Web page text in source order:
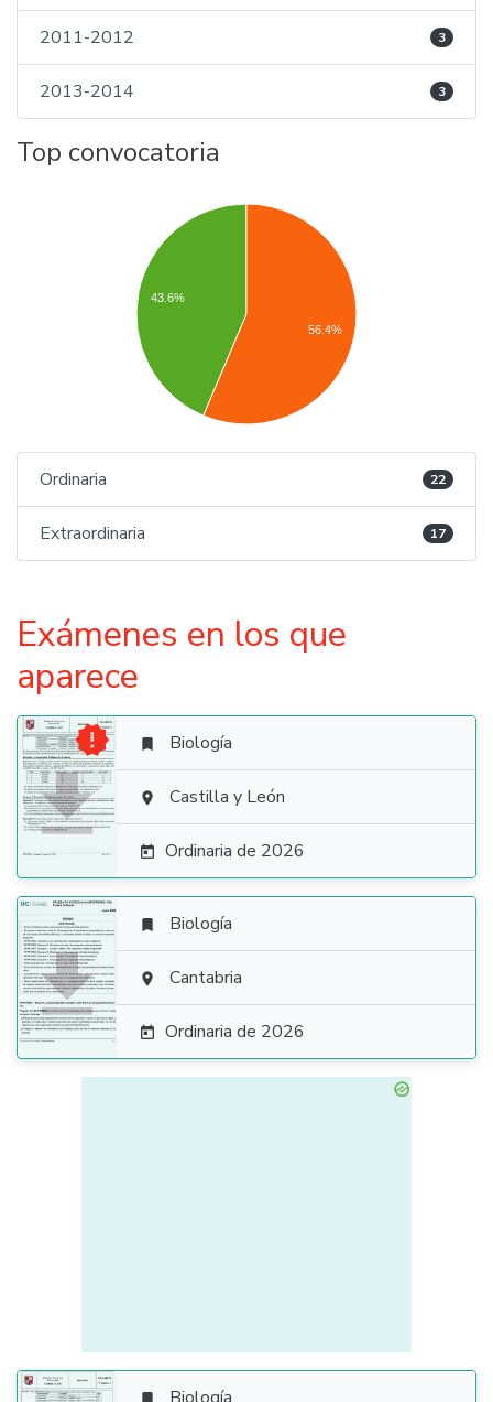
2011-2012 3
2013-2014 3
Top convocatoria
43.6%
56.4%
Ordinaria 22
Extraordinaria 17
Exámenes en los que
aparece

  Biología
 Castilla y León
 Ordinaria de 2026

 Biología
 Cantabria
 Ordinaria de 2026